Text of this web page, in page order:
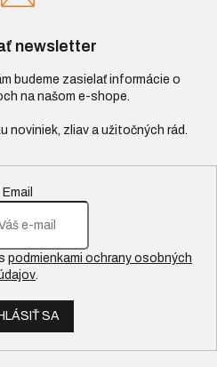
newsletter
budeme zasielať informácie o
na našom e-shope.
Email
podmienkami ochrany osobných
.
SA